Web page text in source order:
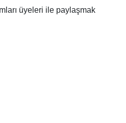
üyeleri ile paylaşmak